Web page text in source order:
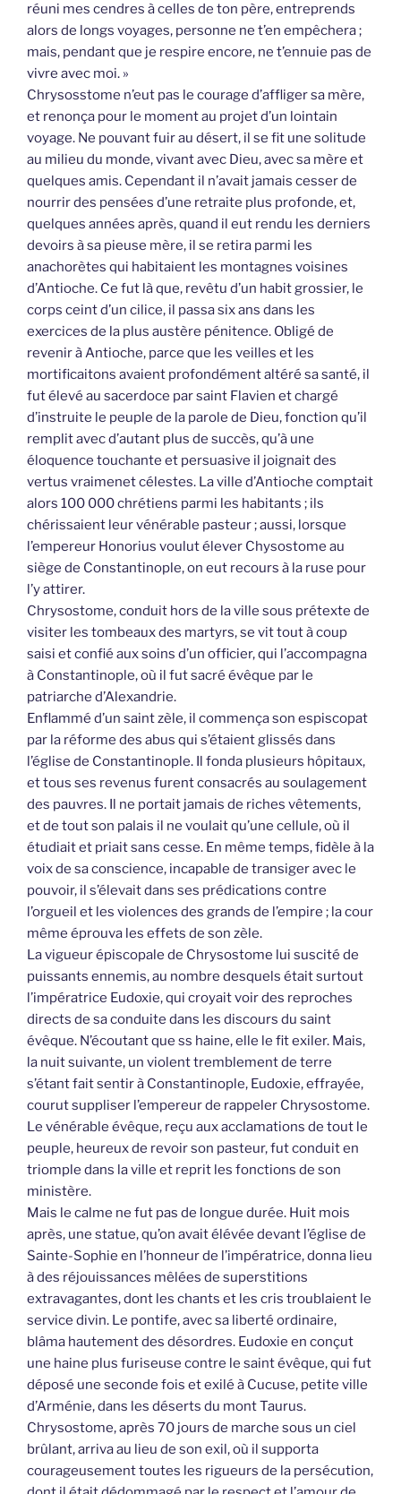
réuni mes cendres à celles de ton père, entreprends
alors de longs voyages, personne ne t’en empêchera ;
mais, pendant que je respire encore, ne t’ennuie pas de
vivre avec moi. »
Chrysosstome n’eut pas le courage d’affliger sa mère,
et renonça pour le moment au projet d’un lointain
voyage. Ne pouvant fuir au désert, il se fit une solitude
au milieu du monde, vivant avec Dieu, avec sa mère et
quelques amis. Cependant il n’avait jamais cesser de
nourrir des pensées d’une retraite plus profonde, et,
quelques années après, quand il eut rendu les derniers
devoirs à sa pieuse mère, il se retira parmi les
anachorètes qui habitaient les montagnes voisines
d’Antioche. Ce fut là que, revêtu d’un habit grossier, le
corps ceint d’un cilice, il passa six ans dans les
exercices de la plus austère pénitence. Obligé de
revenir à Antioche, parce que les veilles et les
mortificaitons avaient profondément altéré sa santé, il
fut élevé au sacerdoce par saint Flavien et chargé
d’instruite le peuple de la parole de Dieu, fonction qu’il
remplit avec d’autant plus de succès, qu’à une
éloquence touchante et persuasive il joignait des
vertus vraimenet célestes. La ville d’Antioche comptait
alors 100 000 chrétiens parmi les habitants ; ils
chérissaient leur vénérable pasteur ; aussi, lorsque
l’empereur Honorius voulut élever Chysostome au
siège de Constantinople, on eut recours à la ruse pour
l’y attirer.
Chrysostome, conduit hors de la ville sous prétexte de
visiter les tombeaux des martyrs, se vit tout à coup
saisi et confié aux soins d’un officier, qui l’accompagna
à Constantinople, où il fut sacré évêque par le
patriarche d’Alexandrie.
Enflammé d’un saint zèle, il commença son espiscopat
par la réforme des abus qui s’étaient glissés dans
l’église de Constantinople. Il fonda plusieurs hôpitaux,
et tous ses revenus furent consacrés au soulagement
des pauvres. Il ne portait jamais de riches vêtements,
et de tout son palais il ne voulait qu’une cellule, où il
étudiait et priait sans cesse. En même temps, fidèle à la
voix de sa conscience, incapable de transiger avec le
pouvoir, il s’élevait dans ses prédications contre
l’orgueil et les violences des grands de l’empire ; la cour
même éprouva les effets de son zèle.
La vigueur épiscopale de Chrysostome lui suscité de
puissants ennemis, au nombre desquels était surtout
l’impératrice Eudoxie, qui croyait voir des reproches
directs de sa conduite dans les discours du saint
évêque. N’écoutant que ss haine, elle le fit exiler. Mais,
la nuit suivante, un violent tremblement de terre
s’étant fait sentir à Constantinople, Eudoxie, effrayée,
courut suppliser l’empereur de rappeler Chrysostome.
Le vénérable évêque, reçu aux acclamations de tout le
peuple, heureux de revoir son pasteur, fut conduit en
triomple dans la ville et reprit les fonctions de son
ministère.
Mais le calme ne fut pas de longue durée. Huit mois
après, une statue, qu’on avait élévée devant l’église de
Sainte-Sophie en l’honneur de l’impératrice, donna lieu
à des réjouissances mêlées de superstitions
extravagantes, dont les chants et les cris troublaient le
service divin. Le pontife, avec sa liberté ordinaire,
blâma hautement des désordres. Eudoxie en conçut
une haine plus furiseuse contre le saint évêque, qui fut
déposé une seconde fois et exilé à Cucuse, petite ville
d’Arménie, dans les déserts du mont Taurus.
Chrysostome, après 70 jours de marche sous un ciel
brûlant, arriva au lieu de son exil, où il supporta
courageusement toutes les rigueurs de la persécution,